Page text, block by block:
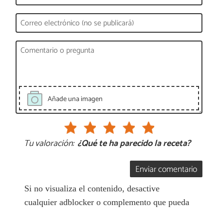
Añade una imagen
Tu valoración: ¿Qué te ha parecido la receta?
Enviar comentario
Si no visualiza el contenido, desactive
cualquier adblocker o complemento que pueda